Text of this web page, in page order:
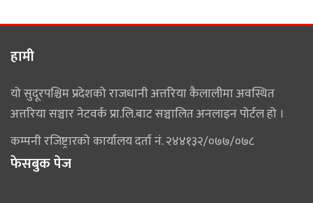
हामी
यो सुदूरपश्चिम प्रदेशको राजधानी अत्तरिया कैलालीमा अवस्थित
अत्तरिया सञ्चार नेटवर्क प्रा.लि.बाट सञ्चालित अनलाइन पोर्टल हो ।
कम्पनी रजिष्ट्रारको कार्यालय दर्ता नं. २४४१३२/०७७/०७८
फेसबुक पेज